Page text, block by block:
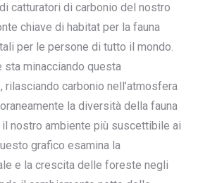
catturatori di carbonio del nostro
chiave di habitat per la fauna
per le persone di tutto il mondo.
minacciando questa
rilasciando carbonio nell’atmosfera
la diversità della fauna
nostro ambiente più suscettibile ai
grafico esamina la
e la crescita delle foreste negli